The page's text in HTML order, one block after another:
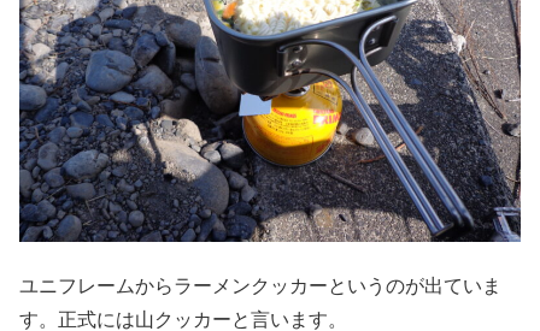
ユニフレームからラーメンクッカーというのが出ていま
す。正式には山クッカーと言います。